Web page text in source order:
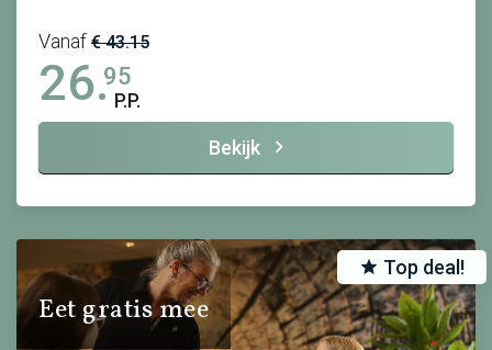
Vanaf € 43.15
26.95
P.P.
Bekijk
Eet gratis mee
Top deal!